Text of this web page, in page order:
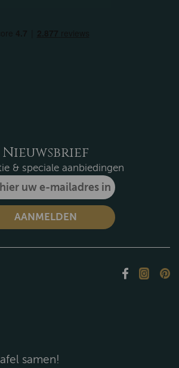
Nieuwsbrief
& speciale aanbiedingen
samen!